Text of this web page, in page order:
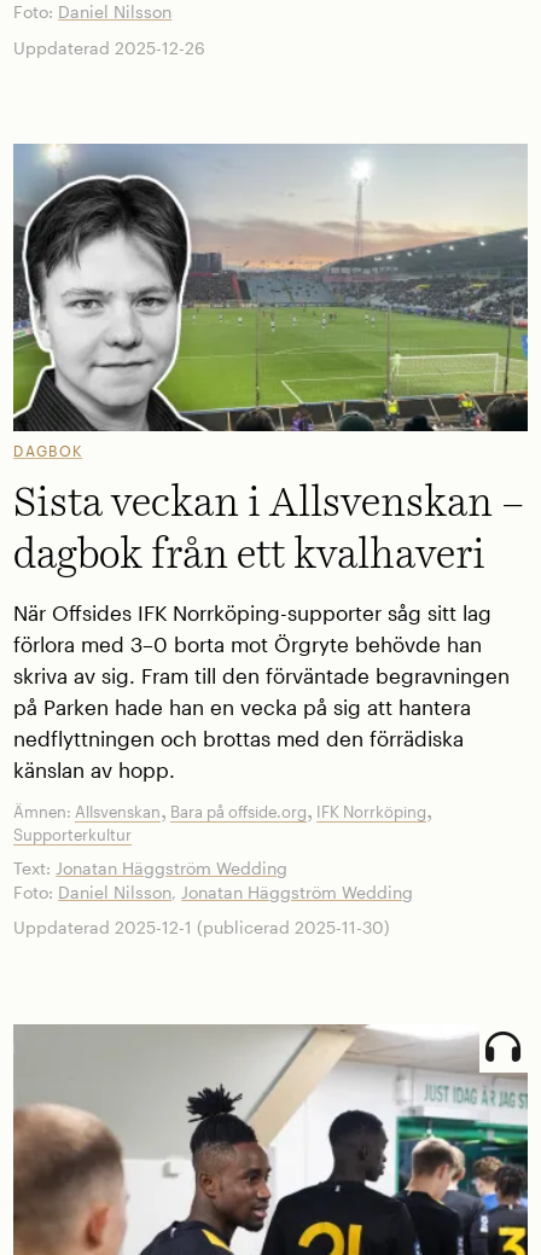
Foto: Daniel Nilsson
Uppdaterad 2025-12-26
DAGBOK
Sista veckan i Allsvenskan –
dagbok från ett kvalhaveri
När Offsides IFK Norrköping-supporter såg sitt lag
förlora med 3–0 borta mot Örgryte behövde han
skriva av sig. Fram till den förväntade begravningen
på Parken hade han en vecka på sig att hantera
nedflyttningen och brottas med den förrädiska
känslan av hopp.
Ämnen:Allsvenskan, Bara på offside.org, IFK Norrköping,
Supporterkultur
Text: Jonatan Häggström Wedding
Foto: Daniel Nilsson, Jonatan Häggström Wedding
Uppdaterad 2025-12-1 (publicerad 2025-11-30)